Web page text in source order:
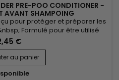
PRE-POO CONDITIONER -
AVANT SHAMPOING
pour protéger et préparer les
Formulé pour être utilisé
&nbsp;Keracare Thermal
aide à détendre les cheveux et
par les outils de coiffure
fers à lisser et les fers à
€
au panier